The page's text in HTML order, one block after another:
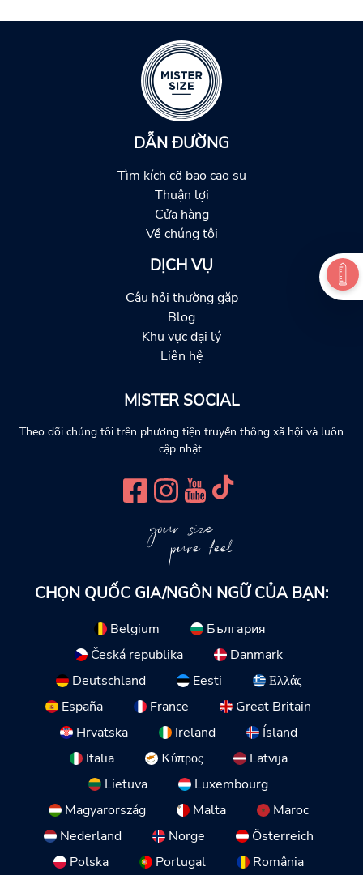
DẪN ĐƯỜNG
Tìm kích cỡ bao cao su
Thuận lợi
Cửa hàng
Về chúng tôi
DỊCH VỤ
Câu hỏi thường gặp
Blog
Khu vực đại lý
Liên hệ
MISTER SOCIAL
Theo dõi chúng tôi trên phương tiện truyền thông xã hội và luôn
cập nhật.
your size
pure feel
CHỌN QUỐC GIA/NGÔN NGỮ CỦA BẠN:
Belgium
България
Česká republika
Danmark
Deutschland
Eesti
Ελλάς
España
France
Great Britain
Hrvatska
Ireland
Ísland
Italia
Κύπρος
Latvija
Lietuva
Luxembourg
Magyarország
Malta
Maroc
Nederland
Norge
Österreich
Polska
Portugal România